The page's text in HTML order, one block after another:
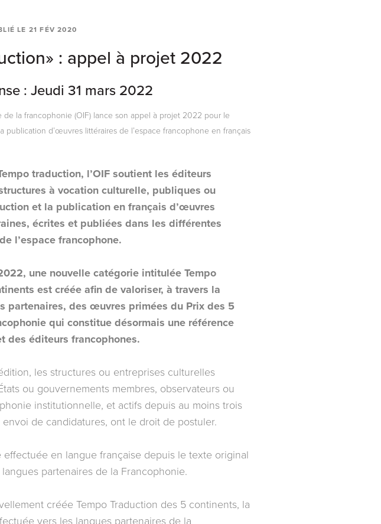
LE 21 FÉV 2020
: appel à projet 2022
: Jeudi 31 mars 2022
de la francophonie (OIF) lance son appel à projet 2022 pour le
publication d’œuvres littéraires de l’espace francophone en français
traduction, l’OIF soutient les éditeurs
à vocation culturelle, publiques ou
et la publication en français d’œuvres
écrites et publiées dans les différentes
l’espace francophone.
une nouvelle catégorie intitulée Tempo
est créée afin de valoriser, à travers la
partenaires, des œuvres primées du Prix des 5
qui constitue désormais une référence
des éditeurs francophones.
les structures ou entreprises culturelles
ou gouvernements membres, observateurs ou
institutionnelle, et actifs depuis au moins trois
de candidatures, ont le droit de postuler.
en langue française depuis le texte original
partenaires de la Francophonie.
créée Tempo Traduction des 5 continents, la
vers les langues partenaires de la